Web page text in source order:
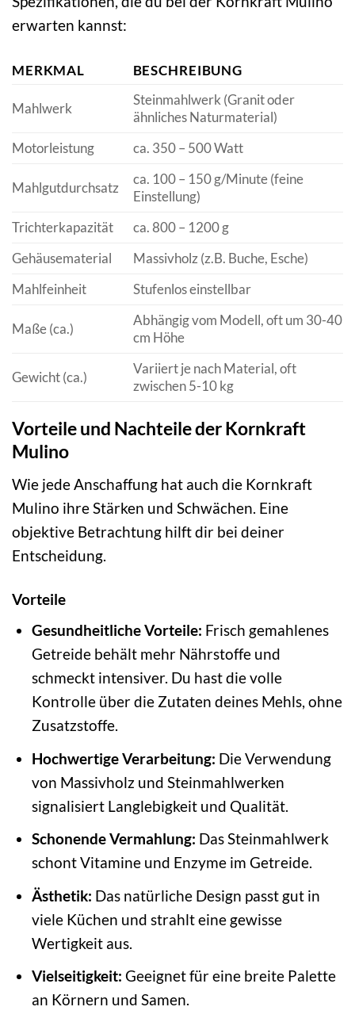
erwarten kannst:
MERKMAL BESCHREIBUNG
Mahlwerk
Steinmahlwerk (Granit oder
ähnliches Naturmaterial)
Motorleistung
ca. 350 – 500 Watt
Mahlgutdurchsatz
ca. 100 – 150 g/Minute (feine
Einstellung)
Trichterkapazität
ca. 800 – 1200 g
Gehäusematerial
Massivholz (z.B. Buche, Esche)
Mahlfeinheit
Stufenlos einstellbar
Maße (ca.)
Abhängig vom Modell, oft um 30-40
cm Höhe
Gewicht (ca.)
Variiert je nach Material, oft
zwischen 5-10 kg
Vorteile und Nachteile der Kornkraft
Mulino
Wie jede Anschaffung hat auch die Kornkraft
Mulino ihre Stärken und Schwächen. Eine
objektive Betrachtung hilft dir bei deiner
Entscheidung.
Vorteile
Gesundheitliche Vorteile: Frisch gemahlenes
Getreide behält mehr Nährstoffe und
schmeckt intensiver. Du hast die volle
Kontrolle über die Zutaten deines Mehls, ohne
Zusatzstoffe.
Hochwertige Verarbeitung: Die Verwendung
von Massivholz und Steinmahlwerken
signalisiert Langlebigkeit und Qualität.
Schonende Vermahlung: Das Steinmahlwerk
schont Vitamine und Enzyme im Getreide.
Ästhetik: Das natürliche Design passt gut in
viele Küchen und strahlt eine gewisse
Wertigkeit aus.
Vielseitigkeit: Geeignet für eine breite Palette
an Körnern und Samen.